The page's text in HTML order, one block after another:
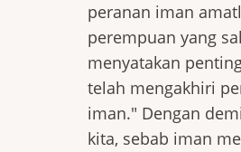
peranan iman
perempuan yang
menyatakan
telah mengakhiri
iman." Dengan
kita, sebab iman